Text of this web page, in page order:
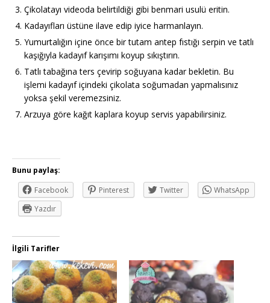
Çikolatayı videoda belirtildiği gibi benmari usulü eritin.
Kadayıfları üstüne ilave edip iyice harmanlayın.
Yumurtalığın içine önce bir tutam antep fıstığı serpin ve tatlı
kaşığıyla kadayıf karışımı koyup sıkıştırın.
Tatlı tabağına ters çevirip soğuyana kadar bekletin. Bu
işlemi kadayıf içindeki çikolata soğumadan yapmalısınız
yoksa şekil veremezsiniz.
Arzuya göre kağıt kaplara koyup servis yapabilirsiniz.
Bunu paylaş:
Facebook
Pinterest Twitter
WhatsApp
Yazdır
İlgili Tarifler